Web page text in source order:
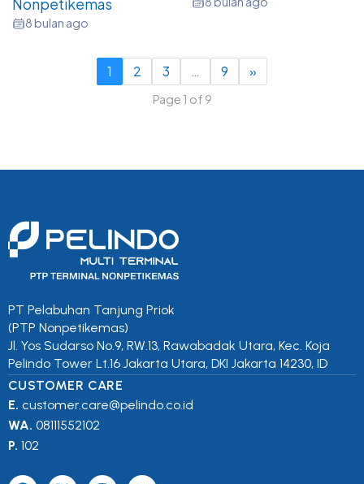
Nonpetikemas
8 bulan ago
1 2 3 … 9 »
Page 1 of 9
PT Pelabuhan Tanjung Priok
(PTP Nonpetikemas)
Jl. Yos Sudarso No.9, RW.13, Rawabadak Utara, Kec. Koja
Pelindo Tower Lt.16 Jakarta Utara, DKI Jakarta 14230, ID
CUSTOMER CARE
E. customer.care@pelindo.co.id
WA. 08111552102
P. 102